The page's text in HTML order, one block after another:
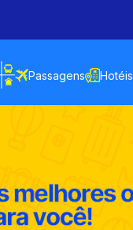
Passagens Hotéis